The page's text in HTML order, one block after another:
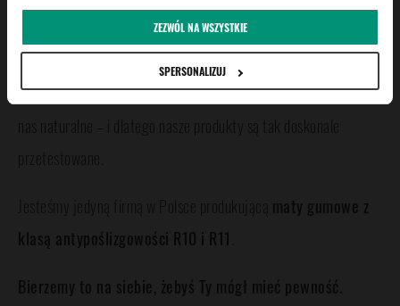
ZEZWÓL NA WSZYSTKIE
SPERSONALIZUJ
a tym samym doskonale nadaje się na siłownie, place zabaw, sale
fitness czy wszelkie inne inwestycje.
Jesteśmy na bieżąco z wymogami prawnymi oraz normami. To dla
maty gumowe z
klasą antypoślizgowości R10 i R11
Bierzemy to na siebie, żebyś Ty mógł mieć pewność.